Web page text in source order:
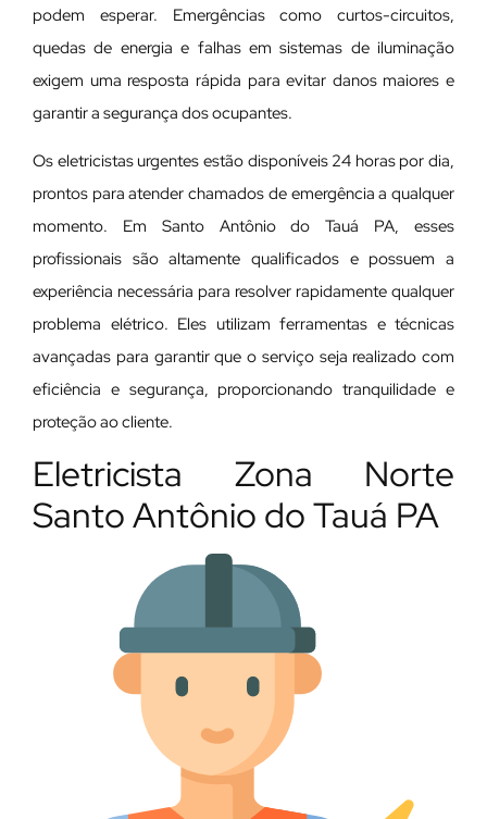
podem esperar. Emergências como curtos-circuitos,
quedas de energia e falhas em sistemas de iluminação
exigem uma resposta rápida para evitar danos maiores e
garantir a segurança dos ocupantes.
Os eletricistas urgentes estão disponíveis 24 horas por dia,
prontos para atender chamados de emergência a qualquer
momento. Em Santo Antônio do Tauá PA, esses
profissionais são altamente qualificados e possuem a
experiência necessária para resolver rapidamente qualquer
problema elétrico. Eles utilizam ferramentas e técnicas
avançadas para garantir que o serviço seja realizado com
eficiência e segurança, proporcionando tranquilidade e
proteção ao cliente.
Eletricista Zona Norte
Santo Antônio do Tauá PA